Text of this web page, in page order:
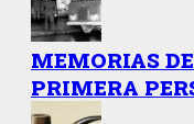
MEMORIAS
PRIMERA